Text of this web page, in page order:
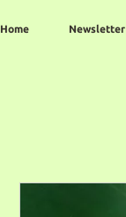
Home Newsletter